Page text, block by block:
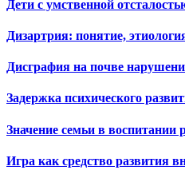
Дети с умственной
Дизартрия: понятие,
Дисграфия на почве
Задержка психического
Значение семьи в воспитании
Игра как средство развития